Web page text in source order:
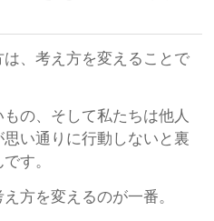
、考え方を変えることで
の、そして私たちは他人
い通りに行動しないと裏
す。
方を変えるのが一番。